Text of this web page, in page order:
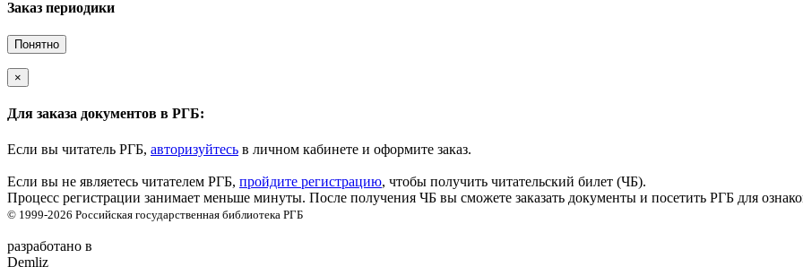
Заказ периодики
Понятно
×
Для заказа документов в РГБ:
Если вы читатель РГБ, авторизуйтесь в личном кабинете и оформите заказ.
Если вы не являетесь читателем РГБ, пройдите регистрацию, чтобы получить читательский билет (ЧБ).
Процесс регистрации занимает меньше минуты. После получения ЧБ вы сможете заказать документы и посетить РГБ для
© 1999-2026 Российская государственная библиотека РГБ
разработано в
Demliz